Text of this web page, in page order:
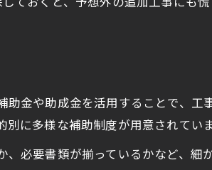
金や助成金を活用することで、
に多様な補助制度が用意されていま
必要書類が揃っているかなど、細